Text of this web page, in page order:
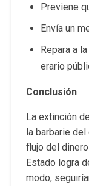
Previene
Envía un
Repara a
erario
Conclusión
La extinción
la barbarie
flujo del
Estado logra
modo,